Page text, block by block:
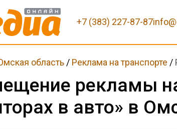
+7 (383) 227-87-87
область / Реклама на транспорте /
рекламы
в авто» в